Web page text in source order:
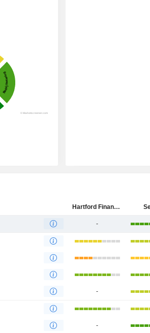
Hartford Financial Services Group (The), Inc.
-
-
-